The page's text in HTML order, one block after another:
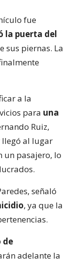
fue
la puerta del
sus piernas. La
a la
para una
Ruiz,
llegó al lugar
un pasajero, lo
señaló
, ya que la
de
adelante la